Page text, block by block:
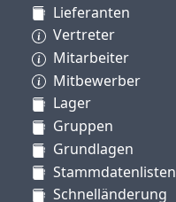
Lieferanten
Vertreter
Mitarbeiter
Mitbewerber
Lager
Gruppen
Grundlagen
Stammdatenlisten
Schnelländerung